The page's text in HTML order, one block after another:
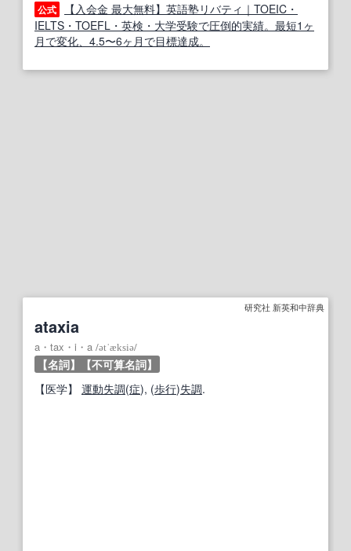
公式
【入会金 最大無料】英語塾リバティ｜TOEIC・
IELTS・TOEFL・英検・大学受験で圧倒的実績。最短1ヶ
月で変化、4.5〜6ヶ月で目標達成。
研究社 新英和中辞典
ataxia
a・tax・i・a /ətˈæksiə/
【名詞】
【不可算名詞】
【医学】 運動失調(症), (歩行)失調.